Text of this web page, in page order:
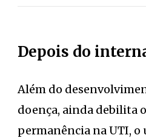
Depois do
Além do
doença, ainda debilita
permanência na UTI, o